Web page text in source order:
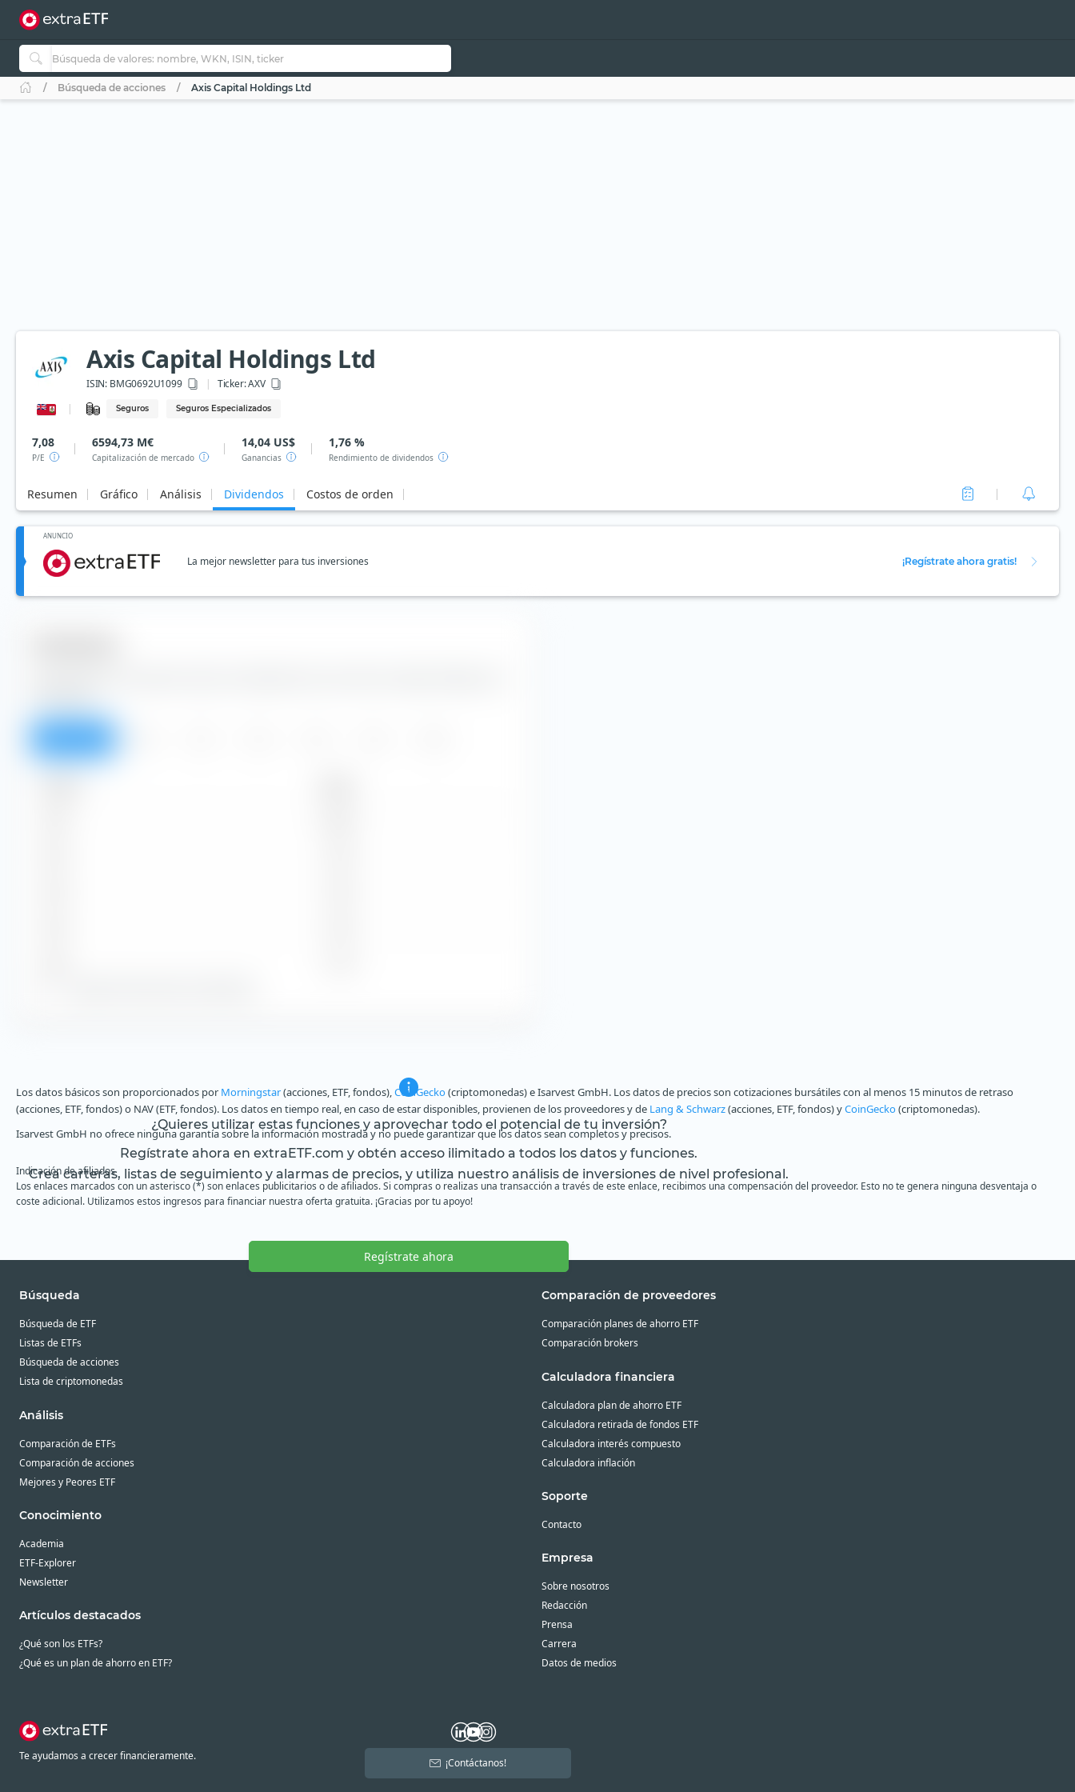
Búsqueda de acciones Axis Capital Holdings Ltd
Axis Capital Holdings Ltd
ISIN: BMG0692U1099 Ticker:AXV
Seguros Seguros Especializados
7,08
P/E
6594,73 M€
Capitalización de mercado
14,04 US$
Ganancias
1,76 %
Rendimiento de dividendos
Resumen Gráfico Análisis Dividendos Costos de orden
ANUNCIO
La mejor newsletter para tus inversiones ¡Regístrate ahora gratis!
¿Quieres utilizar estas funciones y aprovechar todo el potencial de tu inversión?
Regístrate ahora en extraETF.com y obtén acceso ilimitado a todos los datos y funciones.
Crea carteras, listas de seguimiento y alarmas de precios, y utiliza nuestro análisis de inversiones de nivel profesional.
Regístrate ahora
Los datos básicos son proporcionados por Morningstar(acciones, ETF, fondos),CoinGecko(criptomonedas) e Isarvest GmbH. Los datos de precios son cotizaciones bursátiles con al menos 15 minutos de retraso
(acciones, ETF, fondos) o NAV (ETF, fondos). Los datos en tiempo real, en caso de estar disponibles, provienen de los proveedores y de Lang & Schwarz(acciones, ETF, fondos) yCoinGecko(criptomonedas).
Isarvest GmbH no ofrece ninguna garantía sobre la información mostrada y no puede garantizar que los datos sean completos y precisos.
Indicación de afiliados
Los enlaces marcados con un asterisco (*) son enlaces publicitarios o de afiliados. Si compras o realizas una transacción a través de este enlace, recibimos una compensación del proveedor. Esto no te genera ninguna desventaja o
coste adicional. Utilizamos estos ingresos para financiar nuestra oferta gratuita. ¡Gracias por tu apoyo!
Búsqueda
Búsqueda de ETF
Listas de ETFs
Búsqueda de acciones
Lista de criptomonedas
Análisis
Comparación de ETFs
Comparación de acciones
Mejores y Peores ETF
Conocimiento
Academia
ETF-Explorer
Newsletter
Artículos destacados
¿Qué son los ETFs?
¿Qué es un plan de ahorro en ETF?
Comparación de proveedores
Comparación planes de ahorro ETF
Comparación brokers
Calculadora financiera
Calculadora plan de ahorro ETF
Calculadora retirada de fondos ETF
Calculadora interés compuesto
Calculadora inflación
Soporte
Contacto
Empresa
Sobre nosotros
Redacción
Prensa
Carrera
Datos de medios
Te ayudamos a crecer financieramente.
¡Contáctanos!